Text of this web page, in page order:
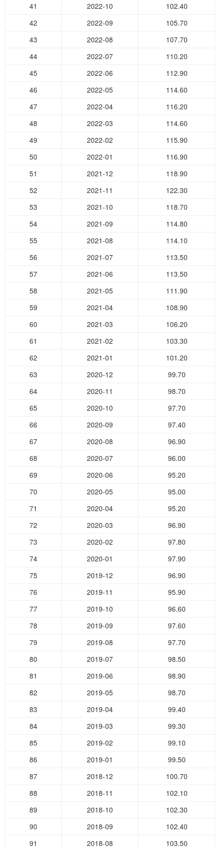
41 2022-10
102.40
42
2022-09
105.70
43
2022-08
107.70
44
2022-07
110.20
45
2022-06
112.90
46
2022-05
114.60
47
2022-04
116.20
48
2022-03
114.60
49
2022-02
115.90
50
2022-01
116.90
51
2021-12
118.90
52
2021-11
122.30
53
2021-10
118.70
54
2021-09
114.80
55
2021-08
114.10
56
2021-07
113.50
57
2021-06
113.50
58
2021-05
111.90
59
2021-04
108.90
60
2021-03
106.20
61
2021-02
103.30
62
2021-01
101.20
63
2020-12
99.70
64
2020-11
98.70
65
2020-10
97.70
66
2020-09
97.40
67
2020-08
96.90
68
2020-07
96.00
69
2020-06
95.20
70
2020-05
95.00
71
2020-04
95.20
72
2020-03
96.90
73
2020-02
97.80
74
2020-01
97.90
75
2019-12
96.90
76
2019-11
95.90
77
2019-10
96.60
78
2019-09
97.60
79
2019-08
97.70
80
2019-07
98.50
81
2019-06
98.90
82
2019-05
98.70
83
2019-04
99.40
84
2019-03
99.30
85
2019-02
99.10
86
2019-01
99.50
87
2018-12
100.70
88
2018-11
102.10
89
2018-10
102.30
90
2018-09
102.40
91
2018-08
103.50